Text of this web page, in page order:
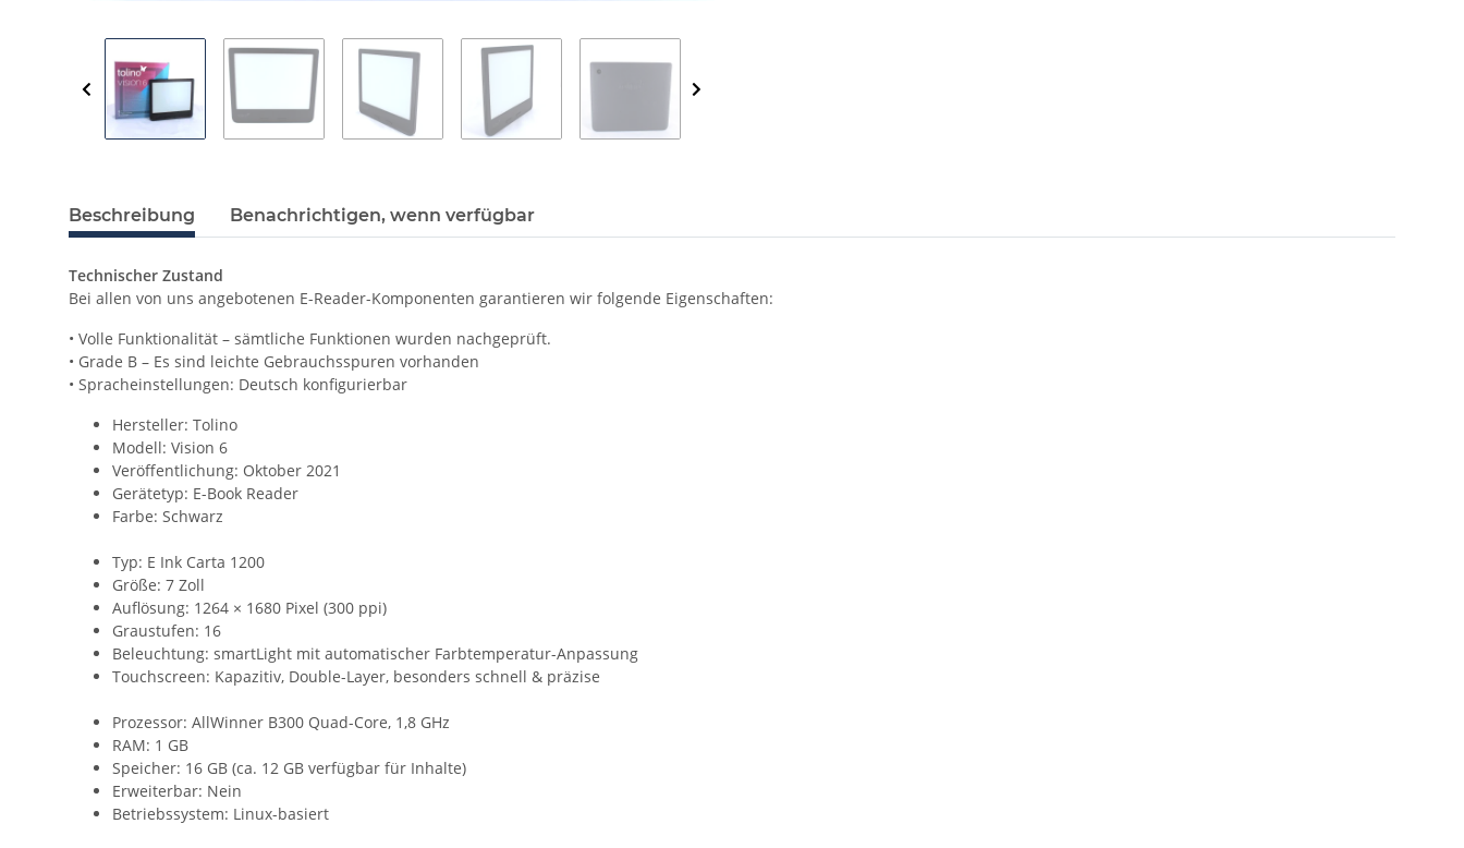
Beschreibung Benachrichtigen, wenn verfügbar
Technischer Zustand
Bei allen von uns angebotenen E-Reader-Komponenten garantieren wir folgende Eigenschaften:
• Volle Funktionalität – sämtliche Funktionen wurden nachgeprüft.
• Grade B – Es sind leichte Gebrauchsspuren vorhanden
• Spracheinstellungen: Deutsch konfigurierbar
Hersteller: Tolino
Modell: Vision 6
Veröffentlichung: Oktober 2021
Gerätetyp: E-Book Reader
Farbe: Schwarz
Typ: E Ink Carta 1200
Größe: 7 Zoll
Auflösung: 1264 × 1680 Pixel (300 ppi)
Graustufen: 16
Beleuchtung: smartLight mit automatischer Farbtemperatur-Anpassung
Touchscreen: Kapazitiv, Double-Layer, besonders schnell & präzise
Prozessor: AllWinner B300 Quad-Core, 1,8 GHz
RAM: 1 GB
Speicher: 16 GB (ca. 12 GB verfügbar für Inhalte)
Erweiterbar: Nein
Betriebssystem: Linux-basiert